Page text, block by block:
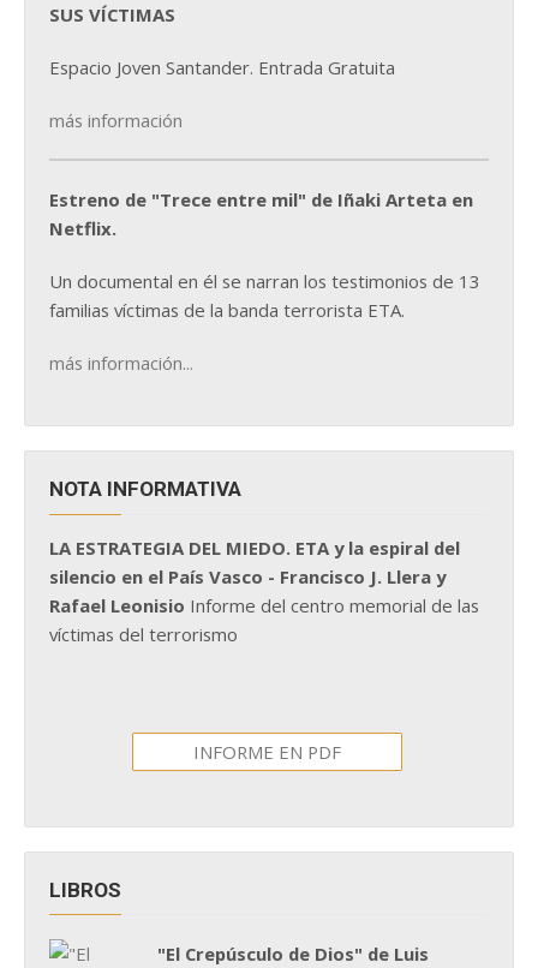
SUS VÍCTIMAS
Espacio Joven Santander. Entrada Gratuita
más información
Estreno de "Trece entre mil" de Iñaki Arteta en
Netflix.
Un documental en él se narran los testimonios de 13
familias víctimas de la banda terrorista ETA.
más información...
NOTA INFORMATIVA
LA ESTRATEGIA DEL MIEDO. ETA y la espiral del
silencio en el País Vasco - Francisco J. Llera y
Rafael Leonisio Informe del centro memorial de las
víctimas del terrorismo
INFORME EN PDF
LIBROS
"El Crepúsculo de Dios" de Luis